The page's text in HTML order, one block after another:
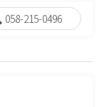
058-215-0496